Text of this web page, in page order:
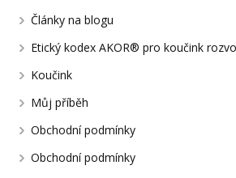
Články na blogu
Etický kodex AKOR® pro koučink
Koučink
Můj příběh
Obchodní podmínky
Obchodní podmínky